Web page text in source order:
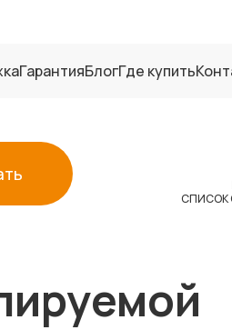
ГарантияБлогГде купить
СПИСОК